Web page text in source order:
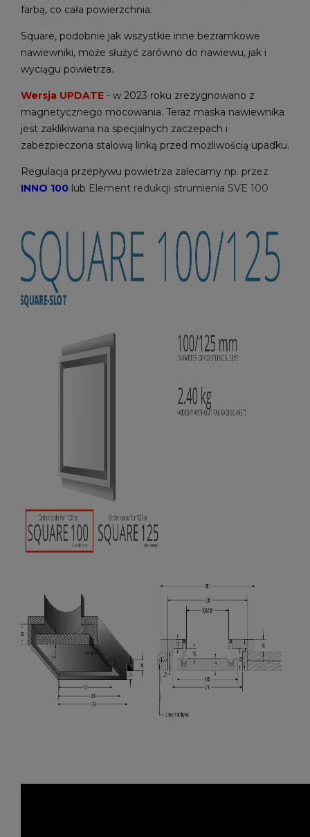
farbą, co cała powierzchnia.
Square, podobnie jak wszystkie inne bezramkowe
nawiewniki, może służyć zarówno do nawiewu, jak i
wyciągu powietrza.
Wersja UPDATE - w 2023 roku zrezygnowano z
magnetycznego mocowania. Teraz maska nawiewnika
jest zaklikiwana na specjalnych zaczepach i
zabezpieczona stalową linką przed możliwością upadku.
Regulacja przepływu powietrza zalecamy np. przez
INNO 100 lub Element redukcji strumienia SVE 100